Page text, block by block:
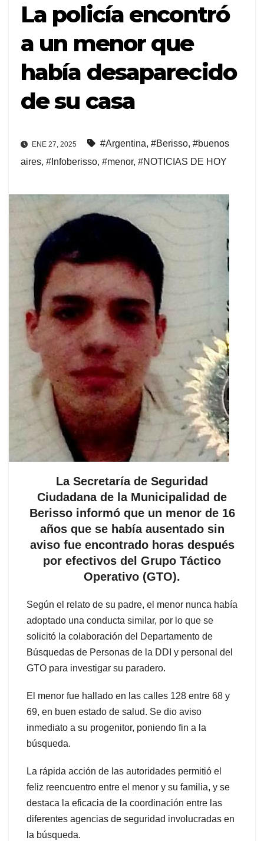
La policía encontró
a un menor que
había desaparecido
de su casa
ENE 27, 2025 #Argentina, #Berisso, #buenos
aires, #Infoberisso, #menor, #NOTICIAS DE HOY
La Secretaría de Seguridad
Ciudadana de la Municipalidad de
Berisso informó que un menor de 16
años que se había ausentado sin
aviso fue encontrado horas después
por efectivos del Grupo Táctico
Operativo (GTO).
Según el relato de su padre, el menor nunca había
adoptado una conducta similar, por lo que se
solicitó la colaboración del Departamento de
Búsquedas de Personas de la DDI y personal del
GTO para investigar su paradero.
El menor fue hallado en las calles 128 entre 68 y
69, en buen estado de salud. Se dio aviso
inmediato a su progenitor, poniendo fin a la
búsqueda.
La rápida acción de las autoridades permitió el
feliz reencuentro entre el menor y su familia, y se
destaca la eficacia de la coordinación entre las
diferentes agencias de seguridad involucradas en
la búsqueda.